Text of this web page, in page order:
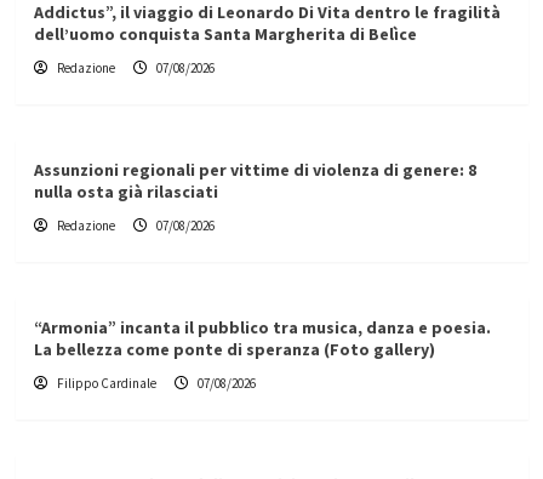
Addictus”, il viaggio di Leonardo Di Vita dentro le fragilità
dell’uomo conquista Santa Margherita di Belìce
Redazione 07/08/2026
Assunzioni regionali per vittime di violenza di genere: 8
nulla osta già rilasciati
Redazione 07/08/2026
“Armonia” incanta il pubblico tra musica, danza e poesia.
La bellezza come ponte di speranza (Foto gallery)
Filippo Cardinale 07/08/2026